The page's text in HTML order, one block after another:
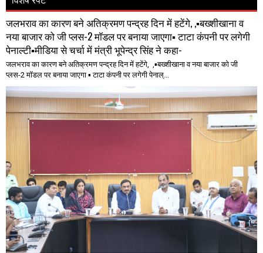
जलभराव का कारण बने अतिक्रमण पन्द्रह दिन में हटेंगे, ,▪️बख्शीखाना व
नया बाजार को जी प्लस-2 मॉडल पर बनाया जाएगा▪️ टाटा कंपनी पर लगेगी
पेनाल्टी▪️मीडिया से चर्चा में मंत्री भूपेन्द्र सिंह ने कहा-
जलभराव का कारण बने अतिक्रमण पन्द्रह दिन में हटेंगे, ,▪️बख्शीखाना व नया बाजार को जी
प्लस-2 मॉडल पर बनाया जाएगा ▪️ टाटा कंपनी पर लगेगी पेनाल्...